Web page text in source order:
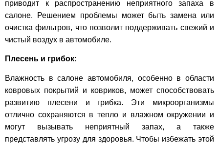
приводит к распространению неприятного запаха в
салоне. Решением проблемы может быть замена или
очистка фильтров, что позволит поддерживать свежий и
чистый воздух в автомобиле.
Плесень и грибок:
Влажность в салоне автомобиля, особенно в области
ковровых покрытий и ковриков, может способствовать
развитию плесени и грибка. Эти микроорганизмы
отлично сохраняются в тепло и влажном окружении и
могут вызывать неприятный запах, а также
представлять угрозу для здоровья. Чтобы избежать этой